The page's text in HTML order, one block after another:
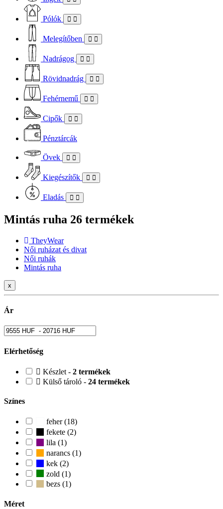
Pólók
Melegítőben
Nadrágog
Rövidnadrág
Fehérnemű
Cipők
Pénztárcák
Övek
Kiegészítők
Eladás
Mintás ruha 26 termékek
TheyWear
Női ruházat és divat
Női ruhák
Mintás ruha
x
Ár
Elérhetőség
Készlet - 2 termékek
Külső tároló - 24 termékek
Színes
feher (18)
fekete (2)
lila (1)
narancs (1)
kek (2)
zold (1)
bezs (1)
Méret